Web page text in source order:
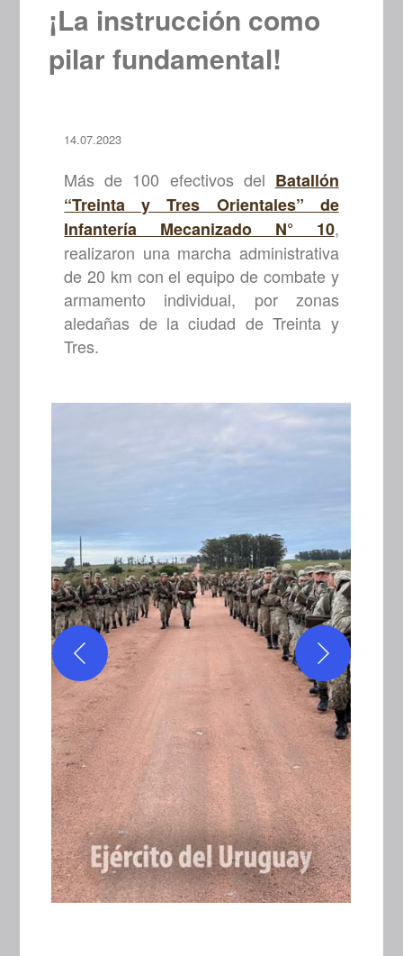
¡La instrucción como
pilar fundamental!
14.07.2023
Más de 100 efectivos del Batallón
“Treinta y Tres Orientales” de
Infantería Mecanizado N° 10,
realizaron una marcha administrativa
de 20 km con el equipo de combate y
armamento individual, por zonas
aledañas de la ciudad de Treinta y
Tres.